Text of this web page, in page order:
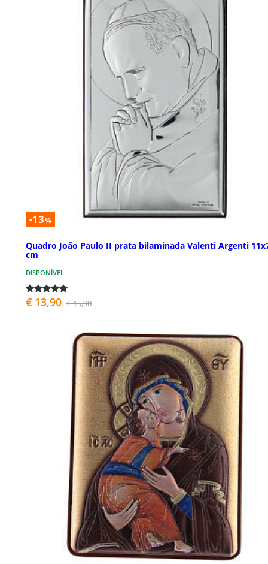
-13%
Quadro João Paulo II prata bilaminada Valenti Argenti
cm
DISPONÍVEL
€ 13,90 € 15,90